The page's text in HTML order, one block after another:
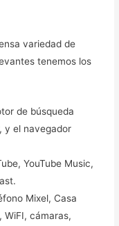
variedad de
tenemos los
de búsqueda
y el navegador
YouTube Music,
Mixel, Casa
cámaras,